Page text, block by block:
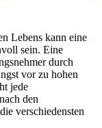
Lebens kann eine
sein. Eine
durch
vor zu hohen
jede
den
verschiedensten